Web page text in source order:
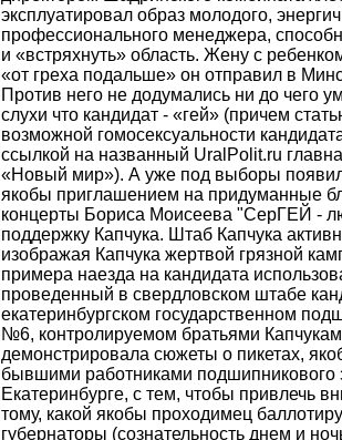
эксплуатировал образ молодого,
профессионального менеджера,
и «встряхнуть» область. Жену с
«от греха подальше» он отправил в
Против него не додумались ни до чего
слухи что кандидат - «гей» (причем
возможной гомосексуальности
ссылкой на названный UralPolit.ru
«Новый мир»). А уже под выборы
якобы приглашением на придуманные
концерты Бориса Моисеева "СерГЕЙ -
поддержку Капчука. Штаб Капчука
изображая Капчука жертвой грязной
примера наезда на кандидата
проведенный в свердловском штабе
екатеринбургском государственном
№6, контролируемом братьями
демонстрировала сюжеты о пикетах,
бывшими работниками подшипникового
Екатеринбурге, с тем, чтобы привлечь
тому, какой якобы проходимец
губернаторы (сознательность днем и